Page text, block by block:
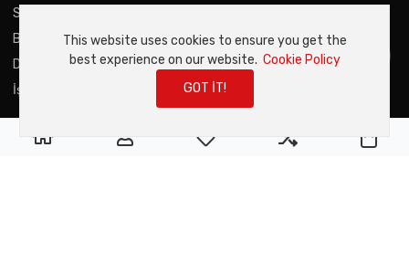
My Wishlist
Satış Koşulları
Blog
Dijital Katalog
İş Ortaklarımız
ANA MENU
This website uses cookies to ensure you get the
best experience on our website. Cookie Policy
GOT IT!